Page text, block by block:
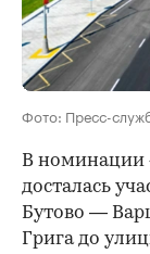
Фото: Пресс-
В номинации
досталась
Бутово —
Грига до